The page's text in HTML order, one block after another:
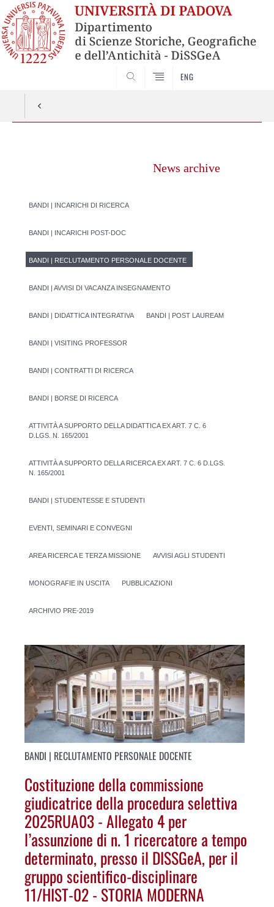
ENG
News archive
BANDI | INCARICHI DI RICERCA
BANDI | INCARICHI POST-DOC
BANDI | RECLUTAMENTO PERSONALE DOCENTE
BANDI | AVVISI DI VACANZA INSEGNAMENTO
BANDI | DIDATTICA INTEGRATIVA BANDI | POST LAUREAM
BANDI | VISITING PROFESSOR
BANDI | CONTRATTI DI RICERCA
BANDI | BORSE DI RICERCA
ATTIVITÀ A SUPPORTO DELLA DIDATTICA EX ART. 7 C. 6
D.LGS. N. 165/2001
ATTIVITÀ A SUPPORTO DELLA RICERCA EX ART. 7 C. 6 D.LGS.
N. 165/2001
BANDI | STUDENTESSE E STUDENTI
EVENTI, SEMINARI E CONVEGNI
AREA RICERCA E TERZA MISSIONE AVVISI AGLI STUDENTI
MONOGRAFIE IN USCITA PUBBLICAZIONI
ARCHIVIO PRE-2019
BANDI | RECLUTAMENTO PERSONALE DOCENTE
Costituzione della commissione
giudicatrice della procedura selettiva
2025RUA03 - Allegato 4 per
l’assunzione di n. 1 ricercatore a tempo
determinato, presso il DISSGeA, per il
gruppo scientifico-disciplinare
11/HIST-02 - STORIA MODERNA